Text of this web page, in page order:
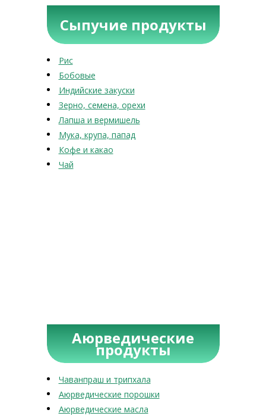
Сыпучие продукты
Рис
Бобовые
Индийские закуски
Зерно, семена, орехи
Лапша и вермишель
Мука, крупа, папад
Кофе и какао
Чай
Аюрведические
продукты
Чаванпраш и трипхала
Аюрведические порошки
Аюрведические масла